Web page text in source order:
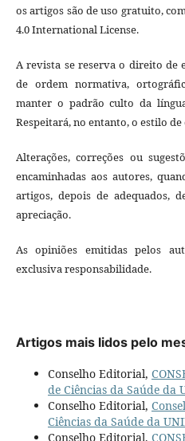
os artigos são de uso gratuito,
4.0 International License.
A revista se reserva o direito de
de ordem normativa,
manter o padrão culto da
Respeitará, no entanto, o estilo
Alterações, correções ou
encaminhadas aos autores,
artigos, depois de adequados,
apreciação.
As opiniões emitidas pelos
exclusiva responsabilidade.
Artigos mais lidos pelo
Conselho Editorial,
de Ciências da Saúde da
Conselho Editorial,
Ciências da Saúde da
Conselho Editorial,